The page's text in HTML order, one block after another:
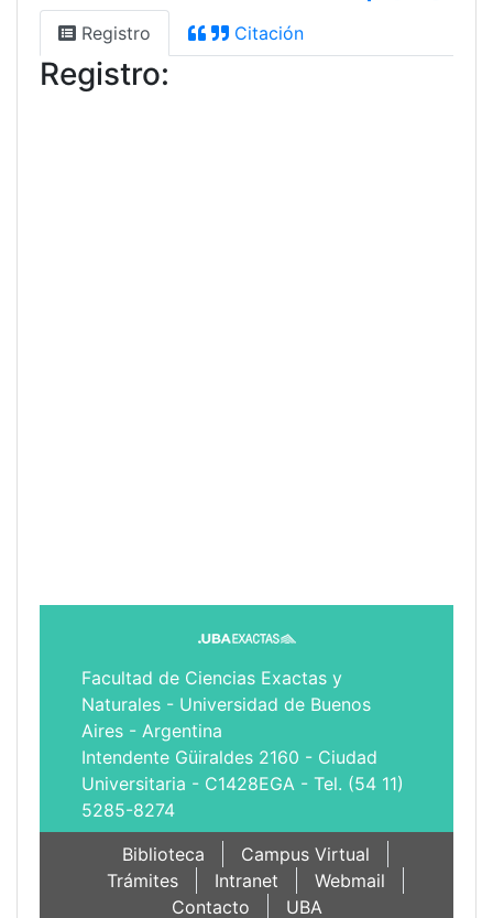
Registro Citación
Registro:
Facultad de Ciencias Exactas y
Naturales - Universidad de Buenos
Aires - Argentina
Intendente Güiraldes 2160 - Ciudad
Universitaria - C1428EGA - Tel. (54 11)
5285-8274
Biblioteca
Campus Virtual
Trámites
Intranet
Webmail
Contacto
UBA